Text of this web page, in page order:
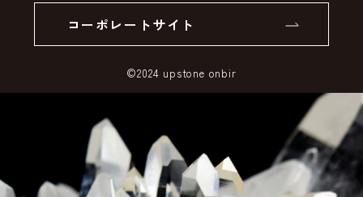
SSLサーバー証明書とは
コーポレートサイト
©2024 upstone onbir